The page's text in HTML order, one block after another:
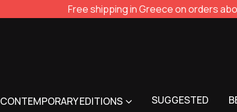
Free shipping in Greece on orders
CONTEMPORARY EDITIONS SUGGESTED